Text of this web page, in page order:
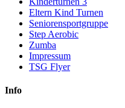
Eltern Kind Turnen
Seniorensportgruppe
Step Aerobic
Zumba
Impressum
TSG Flyer
Info